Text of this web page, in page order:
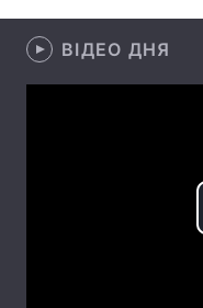
Спорт
Техно і зв'язок
ВІДЕО ДНЯ